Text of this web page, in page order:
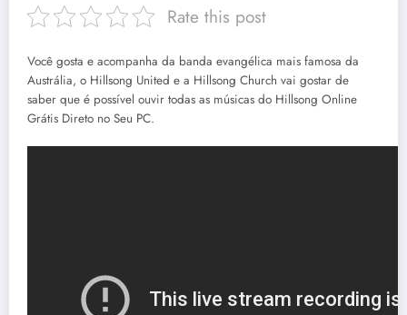
Rate this post
Você gosta e acompanha da banda evangélica mais famosa da
Austrália, o Hillsong United e a Hillsong Church vai gostar de
saber que é possível ouvir todas as músicas do Hillsong Online
Grátis Direto no Seu PC.